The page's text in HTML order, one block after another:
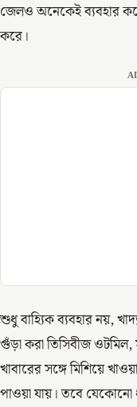
জেলও অনেকেই ব্যবহার
করে।
শুধু বাহ্যিক ব্যবহার নয়,
গুঁড়া করা তিসিবীজ ওটমিল,
খাবারের সঙ্গে মিশিয়ে
পাওয়া যায়। তবে যেকোনো